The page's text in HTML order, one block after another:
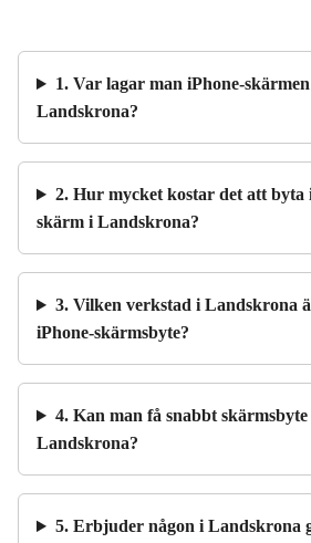
1. Var lagar man iPhone-
Landskrona?
2. Hur mycket kostar det att byta
skärm i Landskrona?
3. Vilken verkstad i Landskrona
iPhone-skärmsbyte?
4. Kan man få snabbt
Landskrona?
5. Erbjuder någon i Landskrona